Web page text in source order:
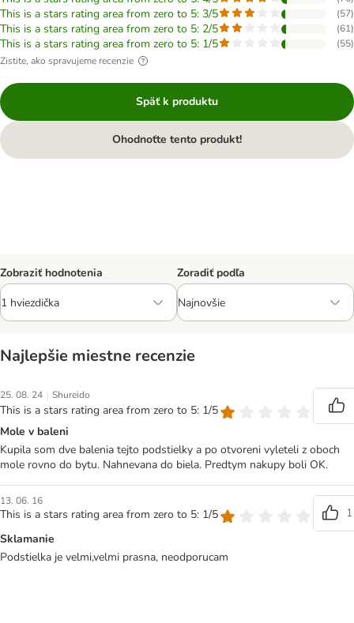
This is a stars rating area from zero to 5: 3/5 (57)
This is a stars rating area from zero to 5: 2/5 (61)
This is a stars rating area from zero to 5: 1/5 (55)
Zistite, ako spravujeme recenzie
Späť k produktu
Ohodnoťte tento produkt!
Zobraziť hodnotenia Zoradiť podľa
Najlepšie miestne recenzie
25. 08. 24 | Shureido
This is a stars rating area from zero to 5: 1/5
Mole v baleni
Kupila som dve balenia tejto podstielky a po otvoreni vyleteli z oboch
mole rovno do bytu. Nahnevana do biela. Predtym nakupy boli OK.
13. 06. 16
This is a stars rating area from zero to 5: 1/5
1
Sklamanie
Podstielka je velmi,velmi prasna, neodporucam